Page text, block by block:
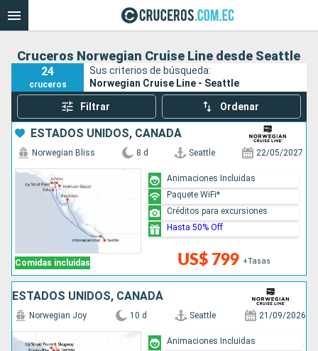
Cruceros Norwegian Cruise Line desde Seattle
24
cruceros
Sus criterios de búsqueda:
Norwegian Cruise Line - Seattle
Filtrar Ordenar
ESTADOS UNIDOS, CANADÁ
Comidas incluidas
Norwegian Bliss 8 d Seattle 22/05/2027
US$ 799 +Tasas
Animaciones Incluidas
Paquete WiFi*
Créditos para excursiones
Hasta 50% Off
ESTADOS UNIDOS, CANADÁ
Norwegian Joy 10 d Seattle 21/09/2026
Animaciones Incluidas